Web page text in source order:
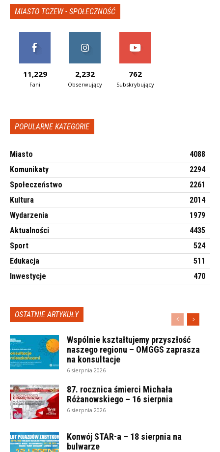
MIASTO TCZEW - SPOŁECZNOŚĆ
11,229
Fani
2,232
Obserwujący
762
Subskrybujący
POPULARNE KATEGORIE
Miasto
4088
Komunikaty
2294
Społeczeństwo
2261
Kultura
2014
Wydarzenia
1979
Aktualności
4435
Sport
524
Edukacja
511
Inwestycje
470
OSTATNIE ARTYKUŁY
Wspólnie kształtujemy przyszłość
naszego regionu – OMGGS zaprasza
na konsultacje
6 sierpnia 2026
87. rocznica śmierci Michała
Różanowskiego – 16 sierpnia
6 sierpnia 2026
Konwój STAR-a – 18 sierpnia na
bulwarze